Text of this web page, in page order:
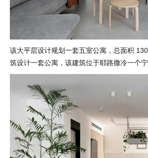
该大平层设计规划一套五室公寓，总面积
筑设计一套公寓，该建筑位于耶路撒冷一个